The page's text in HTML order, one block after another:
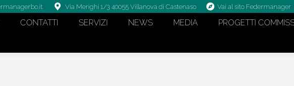
Via Merighi 1/3 40055 Villanova di Castenaso Vai al sito Federmanager
CONTATTI SERVIZI NEWS MEDIA PROGETTI